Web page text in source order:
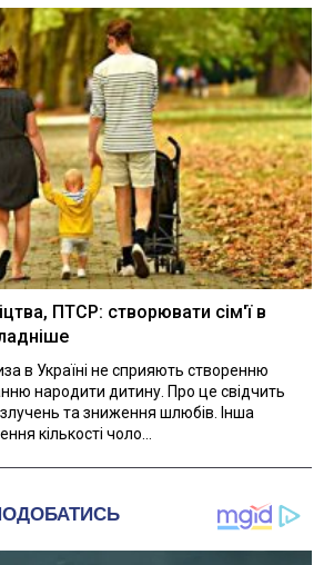
ПТСР: створювати сім'ї в
в Україні не сприяють створенню
народити дитину. Про це свідчить
та зниження шлюбів. Інша
кількості чоло...